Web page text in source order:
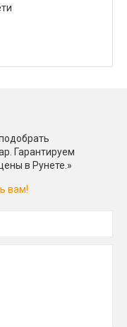
Гарантируем
в Рунете.»
вам!